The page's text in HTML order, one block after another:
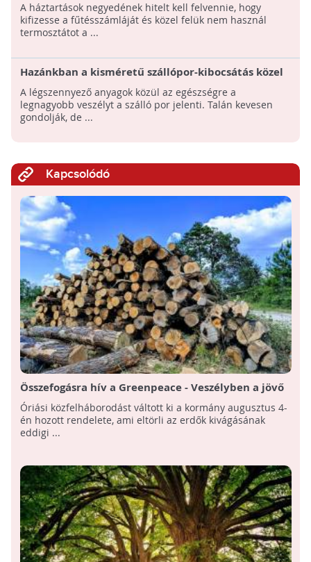
A háztartások negyedének hitelt kell felvennie, hogy
kifizesse a fűtésszámláját és közel felük nem használ
termosztátot a ...
Hazánkban a kisméretű szállópor-kibocsátás közel
70 %-át a lakossági fűtés okozza - Mit tehetünk
egészségünk védelmében?
A légszennyező anyagok közül az egészségre a
legnagyobb veszélyt a szálló por jelenti. Talán kevesen
gondolják, de ...
Kapcsolódó
Összefogásra hív a Greenpeace - Veszélyben a jövő
nemzedékek erdővagyona!
Óriási közfelháborodást váltott ki a kormány augusztus 4-
én hozott rendelete, ami eltörli az erdők kivágásának
eddigi ...